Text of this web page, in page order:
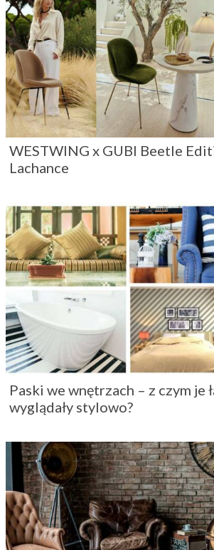
WESTWING x GUBI Beetle
Lachance
Paski we wnętrzach – z czym je
wyglądały stylowo?